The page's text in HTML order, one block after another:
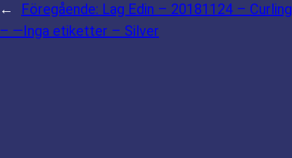
← Föregående: Lag Edin – 20181124 – Curling
– —Inga etiketter – Silver